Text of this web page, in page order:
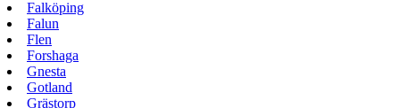
Falköping
Falun
Flen
Forshaga
Gnesta
Gotland
Grästorp